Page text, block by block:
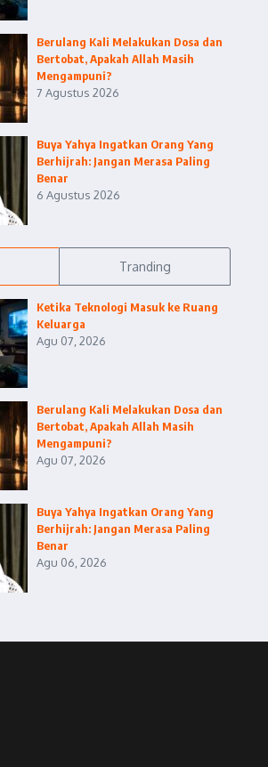
Berulang Kali Melakukan Dosa dan
Bertobat, Apakah Allah Masih
Mengampuni?
7 Agustus 2026
Buya Yahya Ingatkan Orang Yang
Berhijrah: Jangan Merasa Paling
Benar
6 Agustus 2026
Tranding
Ketika Teknologi Masuk ke Ruang
Keluarga
Agu 07, 2026
Berulang Kali Melakukan Dosa dan
Bertobat, Apakah Allah Masih
Mengampuni?
Agu 07, 2026
Buya Yahya Ingatkan Orang Yang
Berhijrah: Jangan Merasa Paling
Benar
Agu 06, 2026